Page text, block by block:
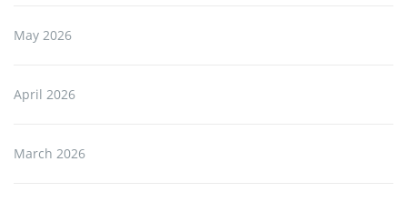
May 2026
April 2026
March 2026